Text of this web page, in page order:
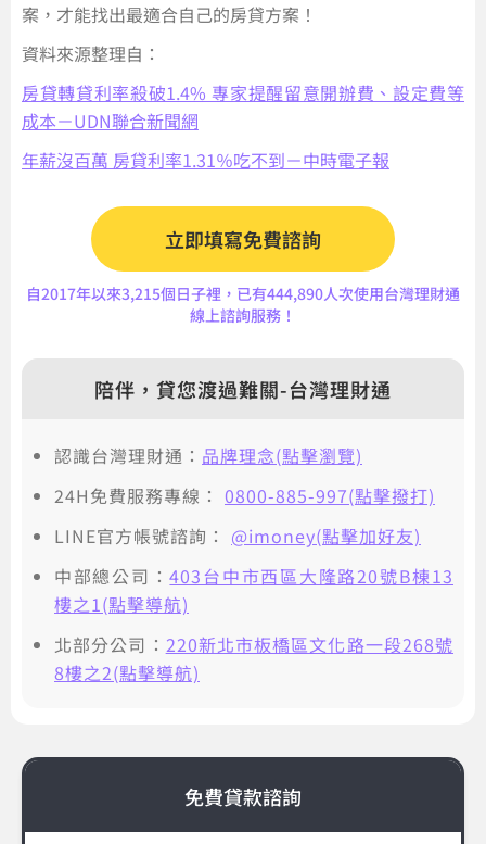
案，才能找出最適合自己的房貸方案！
資料來源整理自：
房貸轉貸利率殺破1.4% 專家提醒留意開辦費、設定費等
成本－UDN聯合新聞網
年薪沒百萬 房貸利率1.31％吃不到－中時電子報
立即填寫免費諮詢
自2017年以來3,215個日子裡，已有444,890人次使用台灣理財通
線上諮詢服務！
陪伴，貸您渡過難關-台灣理財通
認識台灣理財通： 品牌理念(點擊瀏覽)
24H免費服務專線： 0800-885-997(點擊撥打)
LINE官方帳號諮詢： @imoney(點擊加好友)
中部總公司：403台中市西區大隆路20號B棟13
樓之1(點擊導航)
北部分公司： 220新北市板橋區文化路一段268號
8樓之2(點擊導航)
免費貸款諮詢